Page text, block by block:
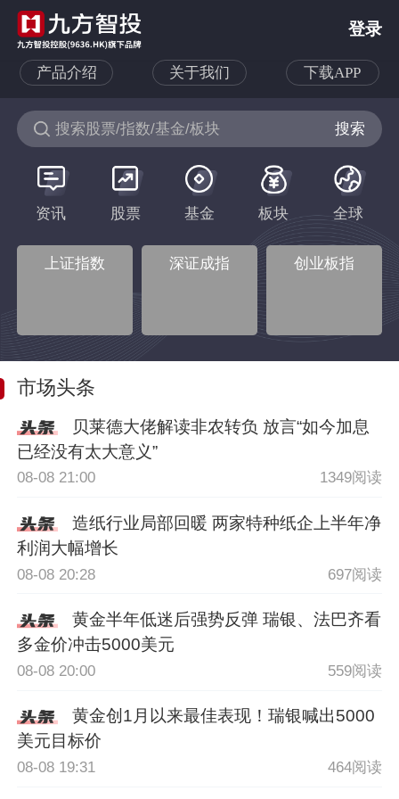
登录
搜索股票/指数/基金/板块 搜索
资讯 股票 基金 板块 全球
上证指数 深证成指 创业板指
市场头条
贝莱德大佬解读非农转负 放言“如今加息
已经没有太大意义”
08-08 21:00 1349阅读
造纸行业局部回暖 两家特种纸企上半年净
利润大幅增长
08-08 20:28 697阅读
黄金半年低迷后强势反弹 瑞银、法巴齐看
多金价冲击5000美元
08-08 20:00 559阅读
黄金创1月以来最佳表现！瑞银喊出5000
美元目标价
08-08 19:31 464阅读